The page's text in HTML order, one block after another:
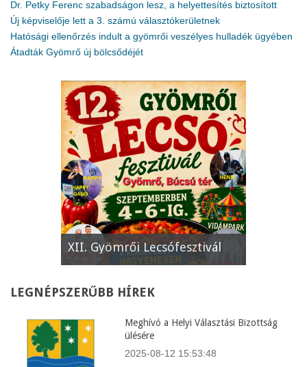
Dr. Petky Ferenc szabadságon lesz, a helyettesítés biztosított
Új képviselője lett a 3. számú választókerületnek
Hatósági ellenőrzés indult a gyömrői veszélyes hulladék ügyében
Átadták Gyömrő új bölcsődéjét
XII. Gyömrői Lecsófesztivál
LEGNÉPSZERŰBB HÍREK
Meghívó a Helyi Választási Bizottság
ülésére
2025-08-12 15:53:48